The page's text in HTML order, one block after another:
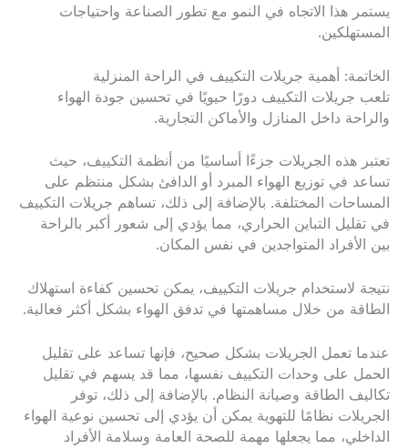
يستمر هذا الاتجاه في النمو مع تطور الصناعة واحتياجات
المستهلكين.
الخاتمة: أهمية جريلات التكييف في الراحة المنزلية
تلعب جريلات التكييف دورًا حيويًا في تحسين جودة الهواء
والراحة داخل المنازل والأماكن التجارية.
تعتبر هذه الجريلات جزءًا أساسيًا من أنظمة التكييف، حيث
تساعد في توزيع الهواء المبرد أو الدافئ بشكل منتظم على
المساحات المختلفة. بالإضافة إلى ذلك، تساهم جريلات التكييف
في تقليل التباين الحراري، مما يؤدي إلى شعور أكبر بالراحة
بين الأفراد المتواجدين في نفس المكان.
نتيجة لاستخدام جريلات التكييف، يمكن تحسين كفاءة استهلاك
الطاقة من خلال مساهمتها في تدفق الهواء بشكل أكثر فعالية.
عندما تعمل الجريلات بشكل صحيح، فإنها تساعد على تقليل
الحمل على وحدات التكييف نفسها، مما قد يسهم في تقليل
تكاليف الطاقة وصيانة النظام. بالإضافة إلى ذلك، توفر
الجريلات نظامًا للتهوية يمكن أن يؤدي إلى تحسين نوعية الهواء
الداخلي، مما يجعلها مهمة للصحة العامة وسلامة الأفراد